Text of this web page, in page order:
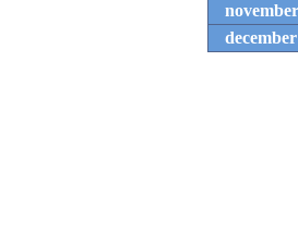
november
december